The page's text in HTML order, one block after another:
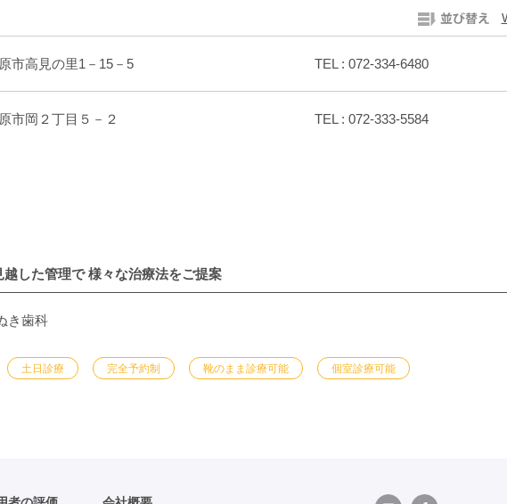
市高見の里1－15－5 TEL : 072-334-6480
市岡２丁目５－２ TEL : 072-333-5584
越した管理で様々な治療法をご提案
き歯科
土日診療 完全予約制 靴のまま診療可能 個室診療可能